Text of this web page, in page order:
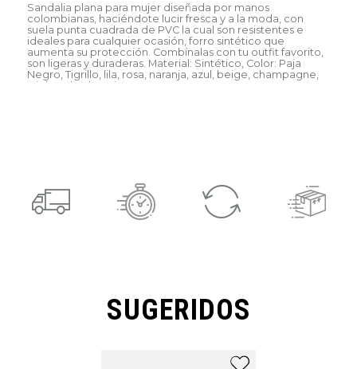
Sandalia plana para mujer diseñada por manos
colombianas, haciéndote lucir fresca y a la moda, con
suela punta cuadrada de PVC la cual son resistentes e
ideales para cualquier ocasión, forro sintético que
aumenta su protección. Combínalas con tu outfit favorito,
son ligeras y duraderas. Material: Sintético, Color: Paja
Negro, Tigrillo, lila, rosa, naranja, azul, beige, champagne,
Miel Acabados: Fique.
SUGERIDOS